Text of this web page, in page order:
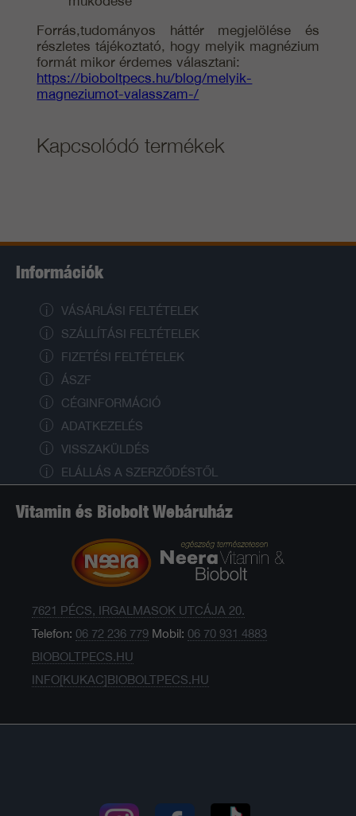
Forrás,tudományos háttér megjelölése és
részletes tájékoztató, hogy melyik magnézium
formát mikor érdemes választani:
https://bioboltpecs.hu/blog/melyik-
magneziumot-valasszam-/
Kapcsolódó termékek
Információk
VÁSÁRLÁSI FELTÉTELEK
SZÁLLÍTÁSI FELTÉTELEK
FIZETÉSI FELTÉTELEK
ÁSZF
CÉGINFORMÁCIÓ
ADATKEZELÉS
VISSZAKÜLDÉS
ELÁLLÁS A SZERZŐDÉSTŐL
Vitamin és Biobolt Webáruház
7621 PÉCS, IRGALMASOK UTCÁJA 20.
Telefon: 06 72 236 779 Mobil: 06 70 931 4883
BIOBOLTPECS.HU
INFO[KUKAC]BIOBOLTPECS.HU